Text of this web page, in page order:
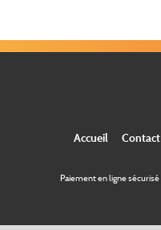
Accueil Contact
Paiement en ligne sécurisé